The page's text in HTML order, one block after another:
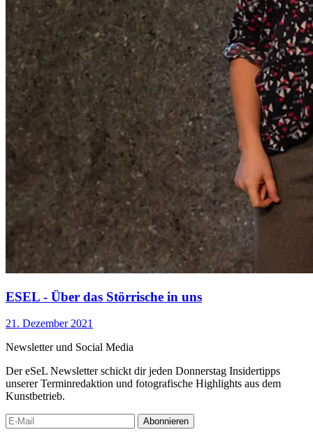
ESEL - Über das Störrische in uns
21. Dezember 2021
Newsletter und Social Media
Der eSeL Newsletter schickt dir jeden Donnerstag Insidertipps
unserer Terminredaktion und fotografische Highlights aus dem
Kunstbetrieb.
Abonnieren